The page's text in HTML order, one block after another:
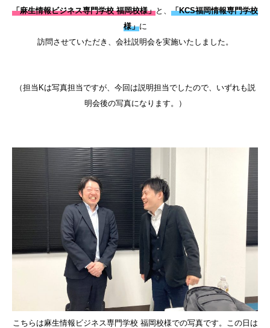
「麻生情報ビジネス専門学校 福岡校様」と、 「KCS福岡情報専門学校
様」に
訪問させていただき、会社説明会を実施いたしました。
（担当Kは写真担当ですが、今回は説明担当でしたので、いずれも説
明会後の写真になります。）
こちらは麻生情報ビジネス専門学校 福岡校様での写真です。この日は